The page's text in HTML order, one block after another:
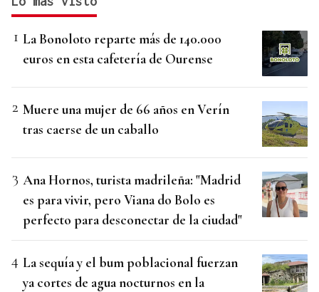
La Bonoloto reparte más de 140.000
euros en esta cafetería de Ourense
Muere una mujer de 66 años en Verín
tras caerse de un caballo
Ana Hornos, turista madrileña: "Madrid
es para vivir, pero Viana do Bolo es
perfecto para desconectar de la ciudad"
La sequía y el bum poblacional fuerzan
ya cortes de agua nocturnos en la